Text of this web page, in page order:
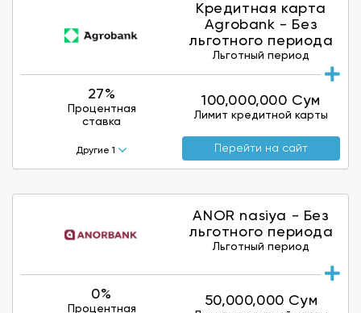
Кредитная карта
Agrobank - Без
льготного периода
Льготный период
27%
Процентная
ставка
100,000,000 Сум
Лимит кредитной карты
Другие 1 Перейти на сайт
ANOR nasiya - Без
льготного периода
Льготный период
0%
Процентная
50,000,000 Сум